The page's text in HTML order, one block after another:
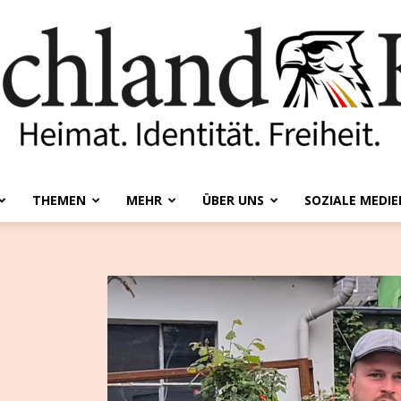
Kurier
THEMEN MEHR ÜBER UNS SOZIALE